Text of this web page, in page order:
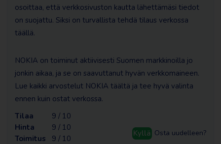
osoittaa, että verkkosivuston kautta lähettämäsi tiedot
on suojattu. Siksi on turvallista tehdä tilaus verkossa
täällä.
NOKIA on toiminut aktiivisesti Suomen markkinoilla jo
jonkin aikaa, ja se on saavuttanut hyvän verkkomaineen.
Lue kaikki arvostelut NOKIA täältä ja tee hyvä valinta
ennen kuin ostat verkossa.
Tilaa
9 / 10
Hinta
9 / 10
Toimitus
9 / 10
Kyllä Osta uudelleen?